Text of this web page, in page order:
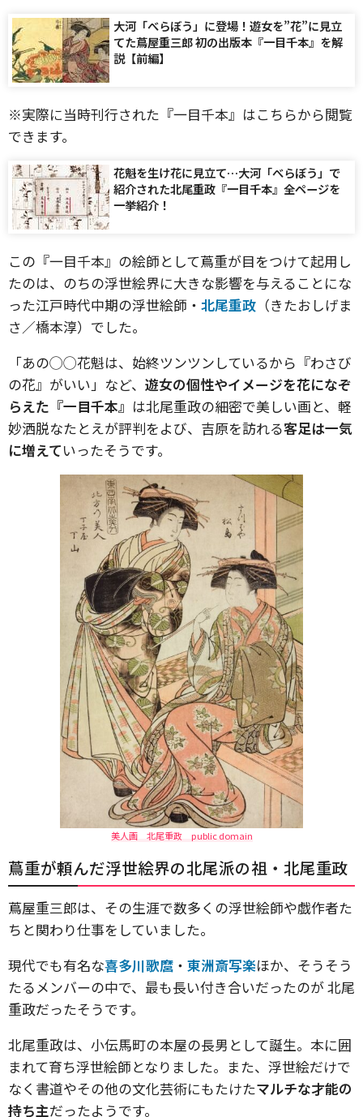
大河「べらぼう」に登場！遊女を”花”に見立
てた蔦屋重三郎 初の出版本『一目千本』を解
説【前編】
※実際に当時刊行された『一目千本』はこちらから閲覧
できます。
花魁を生け花に見立て…大河「べらぼう」で
紹介された北尾重政『一目千本』全ページを
一挙紹介！
この『一目千本』の絵師として蔦重が目をつけて起用し
たのは、のちの浮世絵界に大きな影響を与えることにな
った江戸時代中期の浮世絵師・ 北尾重政 （きたおしげま
さ／橋本淳）でした。
「あの◯◯花魁は、始終ツンツンしているから『わさび
の花』がいい」など、 遊女の個性やイメージを花になぞ
らえた『一目千本』 は北尾重政の細密で美しい画と、軽
妙洒脱なたとえが評判をよび、吉原を訪れる客足は一気
に増えていったそうです。
美人画 北尾重政 public domain
蔦重が頼んだ浮世絵界の北尾派の祖・北尾重政
蔦屋重三郎は、その生涯で数多くの浮世絵師や戯作者た
ちと関わり仕事をしていました。
現代でも有名な喜多川歌麿 ・ 東洲斎写楽ほか、そうそう
たるメンバーの中で、最も長い付き合いだったのが 北尾
重政だったそうです。
北尾重政は、小伝馬町の本屋の長男として誕生。本に囲
まれて育ち浮世絵師となりました。また、浮世絵だけで
なく書道やその他の文化芸術にもたけたマルチな才能の
持ち主だったようです。